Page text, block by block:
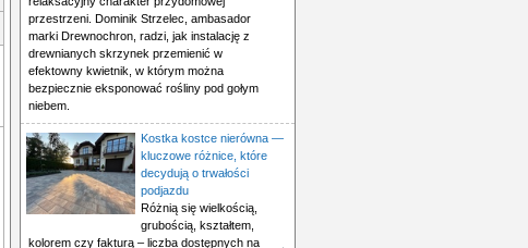
przestrzeni. Dominik Strzelec, ambasador
marki Drewnochron, radzi, jak instalację z
drewnianych skrzynek przemienić w
efektowny kwietnik, w którym można
bezpiecznie eksponować rośliny pod gołym
niebem.
Kostka kostce nierówna —
kluczowe różnice, które
decydują o trwałości
podjazdu
Różnią się wielkością,
grubością, kształtem,
kolorem czy fakturą – liczba dostępnych na